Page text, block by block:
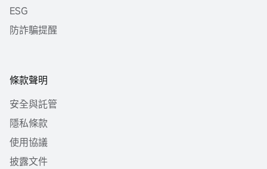
ESG
防詐騙提醒
條款聲明
安全與託管
隱私條款
使用協議
披露文件